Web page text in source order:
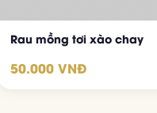
Rau mồng tơi xào chay
50.000 VNĐ